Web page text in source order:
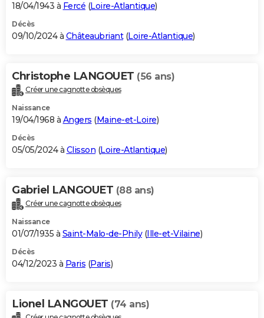
18/04/1943 à Fercé (Loire-Atlantique)
Décès
09/10/2024 à Châteaubriant(Loire-Atlantique)
Christophe LANGOUET (56 ans)
Créer une cagnotte obsèques
Naissance
19/04/1968 à Angers (Maine-et-Loire)
Décès
05/05/2024 à Clisson (Loire-Atlantique)
Gabriel LANGOUET (88 ans)
Créer une cagnotte obsèques
Naissance
01/07/1935 à Saint-Malo-de-Phily(Ille-et-Vilaine)
Décès
04/12/2023 à Paris (Paris)
Lionel LANGOUET (74 ans)